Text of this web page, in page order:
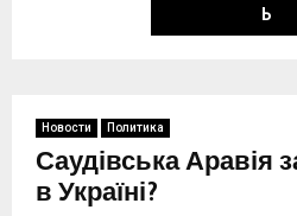
Ь
Новости Политика
Саудівська Аравія
в Україні?